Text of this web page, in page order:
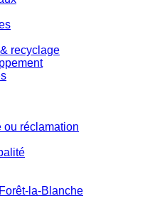
recyclage
ou réclamation
la-Blanche